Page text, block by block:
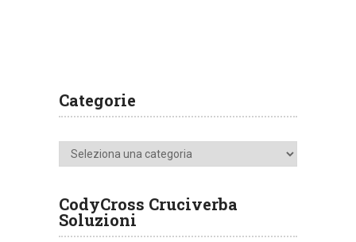
Categorie
Categorie
CodyCross Cruciverba
Soluzioni